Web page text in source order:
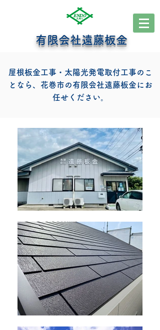
屋根板金工事・太陽光発電取付工事のこ
となら、花巻市の有限会社遠藤板金にお
任せください。
有限会社遠藤板金